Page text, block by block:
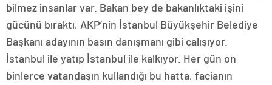
bilmez insanlar var. Bakan bey de bakanlıktaki işini
gücünü bıraktı, AKP’nin İstanbul Büyükşehir Belediye
Başkanı adayının basın danışmanı gibi çalışıyor.
İstanbul ile yatıp İstanbul ile kalkıyor. Her gün on
binlerce vatandaşın kullandığı bu hatta, facianın